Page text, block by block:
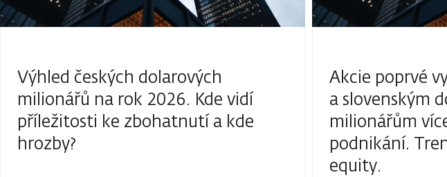
Výhled českých dolarových
milionářů na rok 2026. Kde vidí
příležitosti ke zbohatnutí a kde
hrozby?
Akcie poprvé
a slovenským
milionářům
podnikání.
equity.